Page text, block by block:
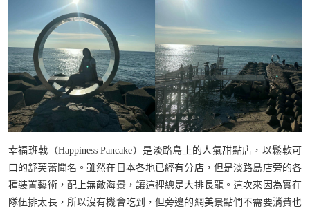
幸福班戟（Happiness Pancake）是淡路島上的人氣甜點店，以鬆軟可
口的舒芙蕾聞名。雖然在日本各地已經有分店，但是淡路島店旁的各
種裝置藝術，配上無敵海景，讓這裡總是大排長龍。這次來因為實在
隊伍排太長，所以沒有機會吃到，但旁邊的網美景點們不需要消費也